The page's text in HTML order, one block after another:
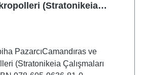
(Stratonikeia
PazarcıCamandıras ve
(Stratonikeia Çalışmaları